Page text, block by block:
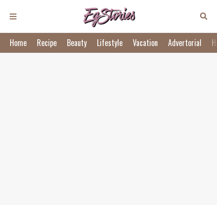
Home Recipe Beauty Lifestyle Vacation Advertorial